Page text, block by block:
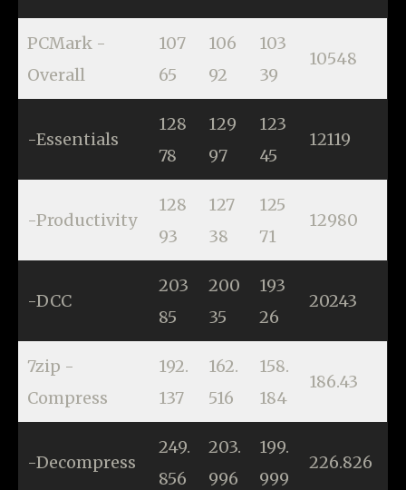
PCMark -
Overall
107
65
106
92
103
39
10548
-Essentials
128
78
129
97
123
45
12119
-Productivity
128
93
127
38
125
71
12980
-DCC
203
85
200
35
193
26
20243
7zip -
Compress
192.
137
162.
516
158.
184
186.43
-Decompress
249.
856
203.
996
199.
999
226.826